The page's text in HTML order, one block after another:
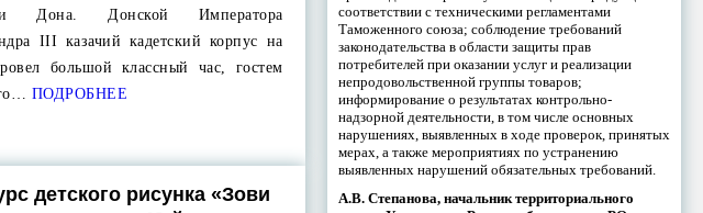
Дона. Донской Императора
III казачий кадетский корпус на
большой классный час, гостем
ПОДРОБНЕЕ
детского рисунка «Зови
соответствии с техническими регламентами
Таможенного союза; соблюдение требований
законодательства в области защиты прав
потребителей при оказании услуг и реализации
непродовольственной группы товаров;
информирование о результатах контрольно-
надзорной деятельности, в том числе основных
нарушениях, выявленных в ходе проверок, принятых
мерах, а также мероприятиях по устранению
выявленных нарушений обязательных требований.
А.В. Степанова, начальник территориального